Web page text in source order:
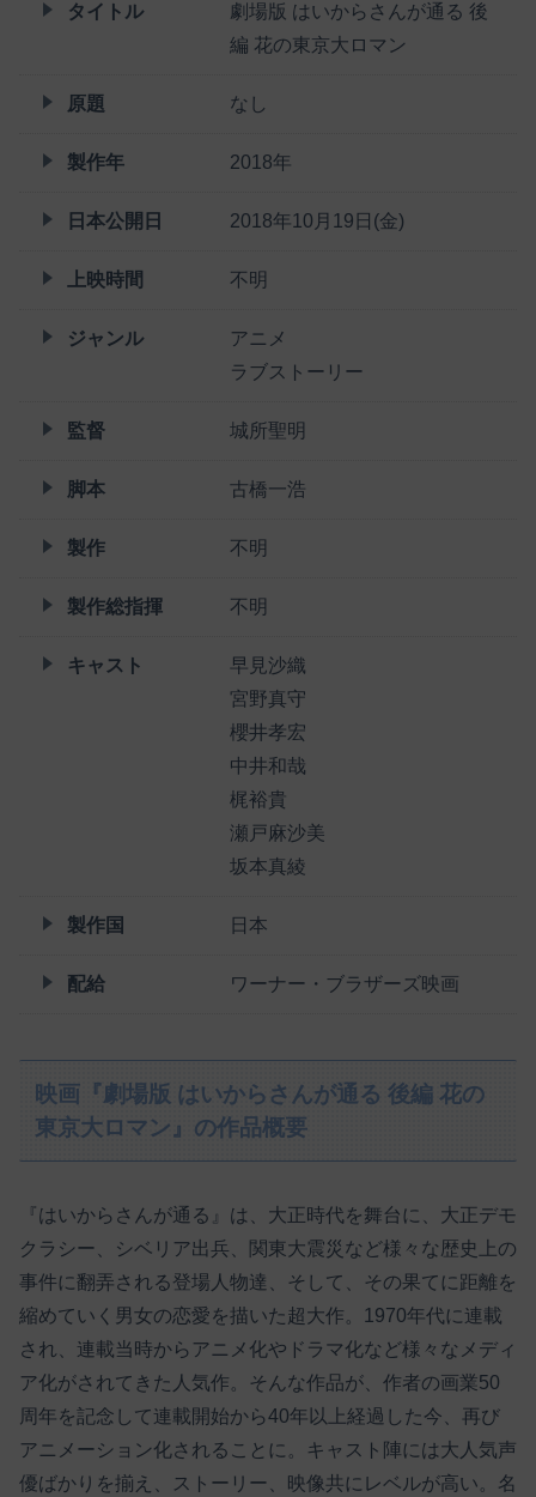
タイトル
劇場版 はいからさんが通る 後
編 花の東京大ロマン
原題 なし
製作年 2018年
日本公開日 2018年10月19日(金)
上映時間 不明
ジャンル
アニメ
ラブストーリー
監督 城所聖明
脚本 古橋一浩
製作 不明
製作総指揮 不明
キャスト
早見沙織
宮野真守
櫻井孝宏
中井和哉
梶裕貴
瀬戸麻沙美
坂本真綾
製作国 日本
配給 ワーナー・ブラザーズ映画
映画『劇場版 はいからさんが通る 後編 花の
東京大ロマン』の作品概要
『はいからさんが通る』は、大正時代を舞台に、大正デモ
クラシー、シベリア出兵、関東大震災など様々な歴史上の
事件に翻弄される登場人物達、そして、その果てに距離を
縮めていく男女の恋愛を描いた超大作。1970年代に連載
され、連載当時からアニメ化やドラマ化など様々なメディ
ア化がされてきた人気作。そんな作品が、作者の画業50
周年を記念して連載開始から40年以上経過した今、再び
アニメーション化されることに。キャスト陣には大人気声
優ばかりを揃え、ストーリー、映像共にレベルが高い。名